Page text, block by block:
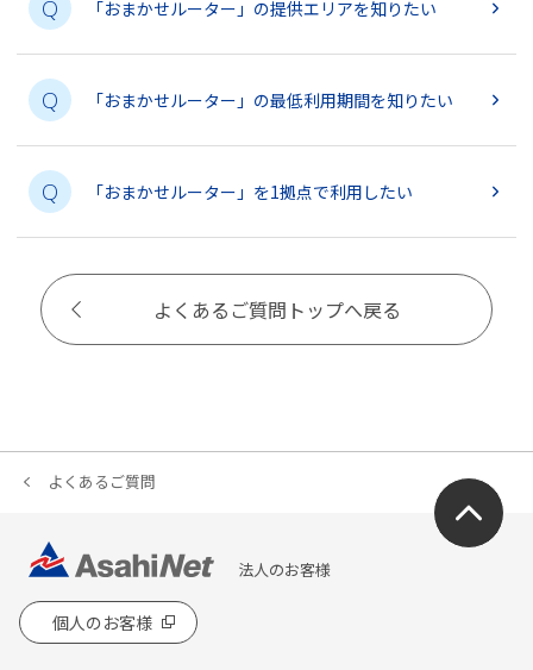
よくあるご質問
Q 「おまかせルーター」の提供エリアを知りたい
Q 「おまかせルーター」の最低利用期間を知りたい
Q 「おまかせルーター」を1拠点で利用したい
よくあるご質問トップへ戻る
法人のお客様
個人のお客様